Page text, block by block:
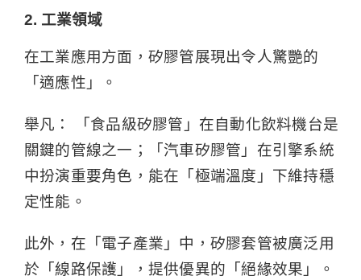
2. 工業領域
在工業應用方面，矽膠管展現出令人驚艷的
「適應性」。
舉凡： 「食品級矽膠管」在自動化飲料機台是
關鍵的管線之一；「汽車矽膠管」在引擎系統
中扮演重要角色，能在「極端溫度」下維持穩
定性能。
此外，在「電子產業」中，矽膠套管被廣泛用
於「線路保護」，提供優異的「絕緣效果」。